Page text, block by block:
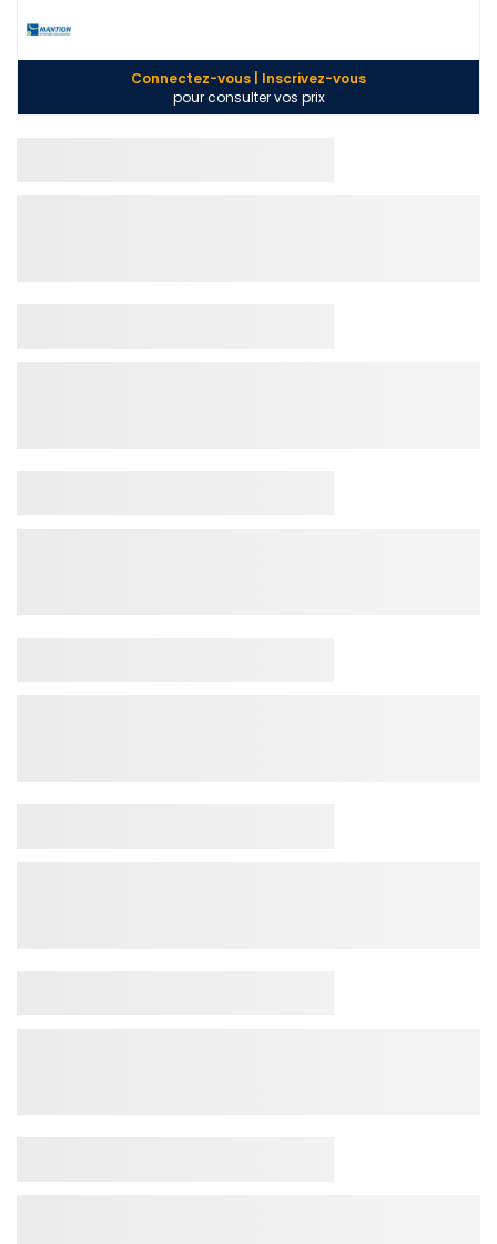
Connectez-vous | Inscrivez-vous
pour consulter vos prix